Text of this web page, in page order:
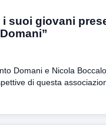
i suoi giovani
Domani e Nicola
di questa